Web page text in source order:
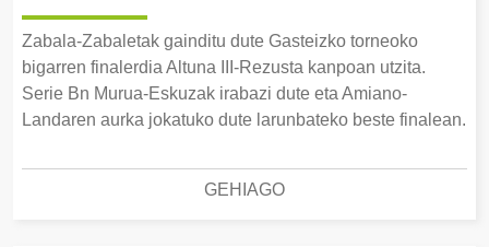
Zabala-Zabaletak gainditu dute Gasteizko torneoko
bigarren finalerdia Altuna III-Rezusta kanpoan utzita.
Serie Bn Murua-Eskuzak irabazi dute eta Amiano-
Landaren aurka jokatuko dute larunbateko beste finalean.
GEHIAGO